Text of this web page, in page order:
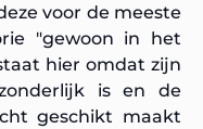
voor de meeste
"gewoon in het
hier omdat zijn
is en de
geschikt maakt